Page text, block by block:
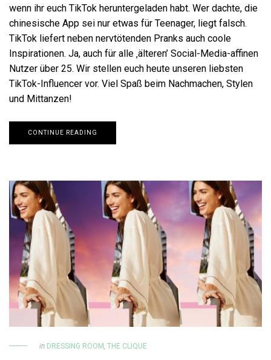
wenn ihr euch TikTok heruntergeladen habt. Wer dachte, die
chinesische App sei nur etwas für Teenager, liegt falsch.
TikTok liefert neben nervtötenden Pranks auch coole
Inspirationen. Ja, auch für alle ‚älteren’ Social-Media-affinen
Nutzer über 25. Wir stellen euch heute unseren liebsten
TikTok-Influencer vor. Viel Spaß beim Nachmachen, Stylen
und Mittanzen!
CONTINUE READING
in DRESSING ROOM, THE CLIQUE